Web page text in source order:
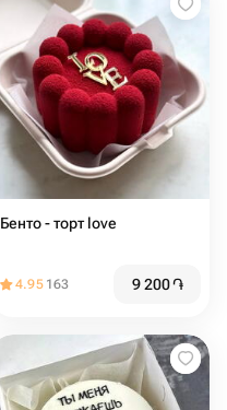
Бенто - торт love
4.95 163 9 200֏